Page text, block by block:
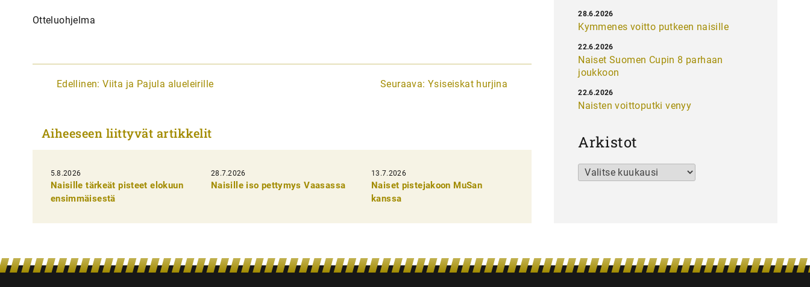
Otteluohjelma
A
i
k
e
n
Edellinen: Viita ja Pajula alueleirille Seuraava: Ysiseiskat hurjina
Aiheeseen liittyvät artikkelit
5.8.2026
Naisille tärkeät pisteet elokuun
ensimmäisestä
28.7.2026
Naisille iso pettymys Vaasassa
13.7.2026
Naiset pistejakoon MuSan
kanssa
Kymmenes voitto putkeen naisille
28.6.2026
Naiset Suomen Cupin 8 parhaan
joukkoon
22.6.2026
Naisten voittoputki venyy
22.6.2026
Arkistot
Arkistot